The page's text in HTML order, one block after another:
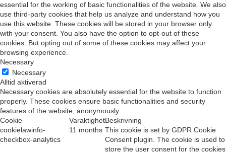
essential for the working of basic functionalities of the website. We also
use third-party cookies that help us analyze and understand how you
use this website. These cookies will be stored in your browser only
with your consent. You also have the option to opt-out of these
cookies. But opting out of some of these cookies may affect your
browsing experience.
Necessary
Necessary
Alltid aktiverad
Necessary cookies are absolutely essential for the website to function
properly. These cookies ensure basic functionalities and security
features of the website, anonymously.
Cookie
VaraktighetBeskrivning
cookielawinfo-
checkbox-analytics
11 months This cookie is set by GDPR Cookie
Consent plugin. The cookie is used to
store the user consent for the cookies